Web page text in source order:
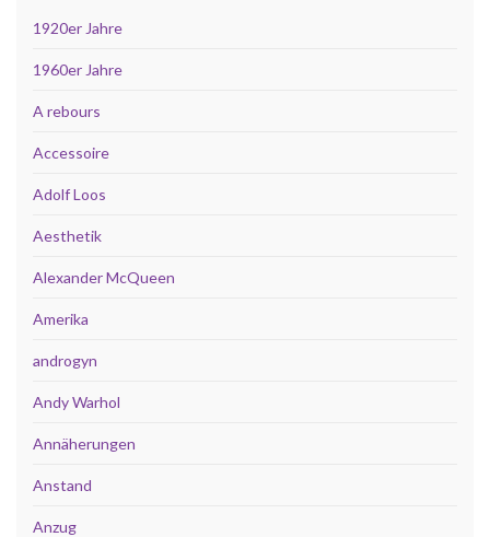
1920er Jahre
1960er Jahre
A rebours
Accessoire
Adolf Loos
Aesthetik
Alexander McQueen
Amerika
androgyn
Andy Warhol
Annäherungen
Anstand
Anzug